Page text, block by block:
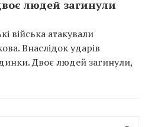
людей загинули
війська атакували
Внаслідок ударів
Двоє людей загинули,